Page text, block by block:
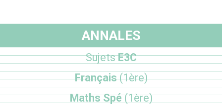
ANNALES
SujetsE3C
Français(1ère)
Maths Spé(1ère)